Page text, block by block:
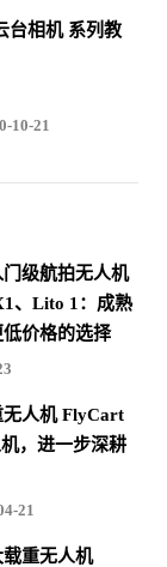
台相机 系列教
10-21
级航拍无人机
、Lito 1：成熟
价格的选择
无人机 FlyCart
，进一步深耕
21
重无人机